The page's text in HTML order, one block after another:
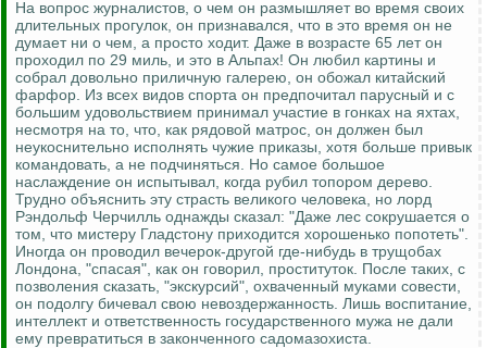
На вопрос журналистов, о чем он размышляет во время своих
длительных прогулок, он признавался, что в это время он не
думает ни о чем, а просто ходит. Даже в возрасте 65 лет он
проходил по 29 миль, и это в Альпах! Он любил картины и
собрал довольно приличную галерею, он обожал китайский
фарфор. Из всех видов спорта он предпочитал парусный и с
большим удовольствием принимал участие в гонках на яхтах,
несмотря на то, что, как рядовой матрос, он должен был
неукоснительно исполнять чужие приказы, хотя больше привык
командовать, а не подчиняться. Но самое большое
наслаждение он испытывал, когда рубил топором дерево.
Трудно объяснить эту страсть великого человека, но лорд
Рэндольф Черчилль однажды сказал: "Даже лес сокрушается о
том, что мистеру Гладстону приходится хорошенько попотеть".
Иногда он проводил вечерок-другой где-нибудь в трущобах
Лондона, "спасая", как он говорил, проституток. После таких, с
позволения сказать, "экскурсий", охваченный муками совести,
он подолгу бичевал свою невоздержанность. Лишь воспитание,
интеллект и ответственность государственного мужа не дали
ему превратиться в законченного садомазохиста.